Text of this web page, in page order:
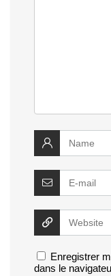
Enregistrer
dans le